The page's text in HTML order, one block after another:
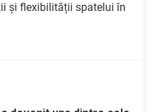
și flexibilității spatelui în